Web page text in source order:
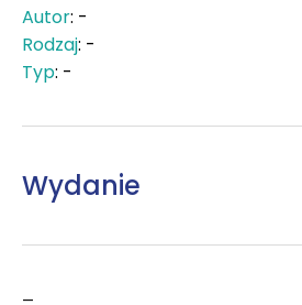
Autor: -
Rodzaj: -
Typ: -
Wydanie